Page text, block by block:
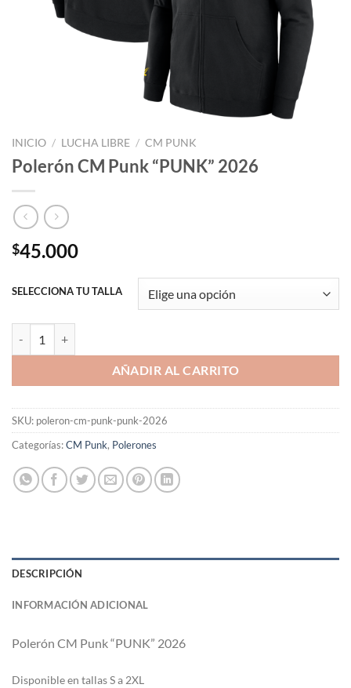
INICIO / LUCHA LIBRE / CM PUNK
Polerón CM Punk “PUNK” 2026
$45.000
SELECCIONA TU TALLA
AÑADIR AL CARRITO
SKU: poleron-cm-punk-punk-2026
Categorías:CM Punk, Polerones
DESCRIPCIÓN
INFORMACIÓN ADICIONAL
Polerón CM Punk “PUNK” 2026
Disponible en tallas S a 2XL